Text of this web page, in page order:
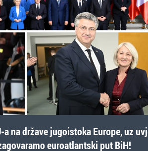
na države jugoistoka Europe, uz
euroatlantski put BiH!